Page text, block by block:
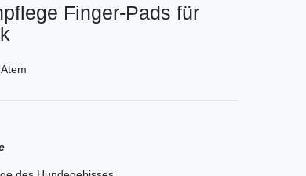
Finger-Pads für